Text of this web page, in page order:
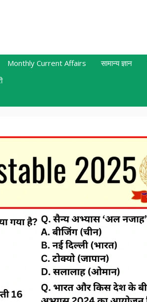
Monthly Current Affairs सामान्य ज्ञान